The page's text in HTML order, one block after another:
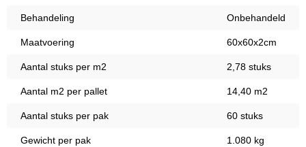
Behandeling Onbehandeld
Maatvoering 60x60x2cm
Aantal stuks per m2 2,78 stuks
Aantal m2 per pallet 14,40 m2
Aantal stuks per pak 60 stuks
Gewicht per pak 1.080 kg